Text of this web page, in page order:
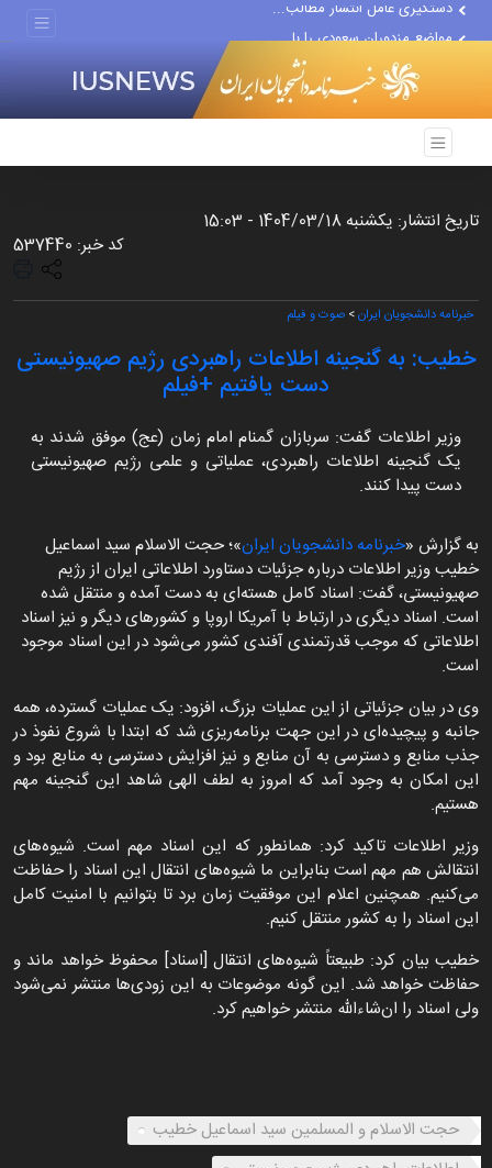
مواضع مزدوران سعودی را با...
ضربه مغزی بیش از ۷۰۰ نظامی...
تاریخ انتشار: یکشنبه 1404/03/18 - 15:03
کد خبر: 537440
خبرنامه دانشجویان ایران> صوت و فیلم
خطیب: به گنجینه اطلاعات راهبردی رژیم صهیونیستی
دست یافتیم +فیلم
وزیر اطلاعات گفت: سربازان گمنام امام زمان (عج) موفق شدند به
یک گنجینه اطلاعات راهبردی، عملیاتی و علمی رژیم صهیونیستی
دست پیدا کنند.
به گزارش «خبرنامه دانشجویان ایران»؛ حجت الاسلام سید اسماعیل
خطیب وزیر اطلاعات درباره جزئیات دستاورد اطلاعاتی ایران از رژیم
صهیونیستی، گفت: اسناد کامل هسته‌ای به دست آمده و منتقل شده
است. اسناد دیگری در ارتباط با آمریکا اروپا و کشورهای دیگر و نیز اسناد
اطلاعاتی که موجب قدرتمندی آفندی کشور می‌شود در این اسناد موجود
است.
وی در بیان جزئیاتی از این عملیات بزرگ، افزود: یک عملیات گسترده، همه
جانبه و پیچیده‌ای در این جهت برنامه‌ریزی شد که ابتدا با شروع نفوذ در
جذب منابع و دسترسی به آن منابع و نیز افزایش دسترسی به منابع بود و
این امکان به وجود آمد که امروز به لطف الهی شاهد این گنجینه مهم
هستیم.
وزیر اطلاعات تاکید کرد: همانطور که این اسناد مهم است. شیوه‌های
انتقالش هم مهم است بنابراین ما شیوه‌های انتقال این اسناد را حفاظت
می‌کنیم. همچنین اعلام این موفقیت زمان برد تا بتوانیم با امنیت کامل
این اسناد را به کشور منتقل کنیم.
خطیب بیان کرد: طبیعتاً شیوه‌های انتقال [اسناد] محفوظ خواهد ماند و
حفاظت خواهد شد. این گونه موضوعات به این زودی‌ها منتشر نمی‌شود
ولی اسناد را ان‌شاءالله منتشر خواهیم کرد.
حجت الاسلام و المسلمین سید اسماعیل خطیب